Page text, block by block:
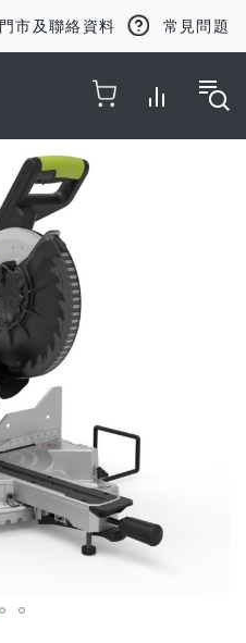
門市及聯絡資料 常見問題